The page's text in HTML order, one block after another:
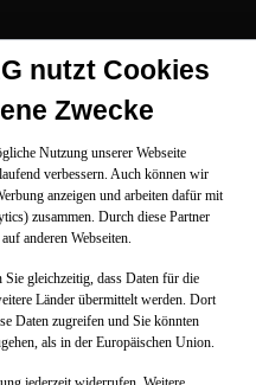
nutzt Cookies
Zwecke
Nutzung unserer Webseite
verbessern. Auch können wir
anzeigen und arbeiten dafür mit
zusammen. Durch diese Partner
anderen Webseiten.
gleichzeitig, dass Daten für die
Länder übermittelt werden. Dort
Daten zugreifen und Sie könnten
als in der Europäischen Union.